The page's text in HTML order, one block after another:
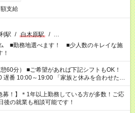
支給
駅 / 白木原駅 / …
■勤務地選べます！ ■少人数のキレイな施
下記シフトもOK！
19:00 「家族と休みを合わせた
て夕飯の準備がしたい」 「できれば残業はし
望を教えてくださいね。 ※Wワーク希望
仕事で希望する勤務時間と、もう1つのお仕事
で週40時間を超える場合は応募できません。
募！】＊1年以上勤務している方が多数！ご応
後の就業も相談可能です！